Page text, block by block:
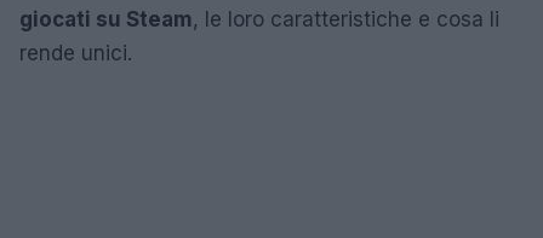
giocati su Steam, le loro caratteristiche e cosa li
rende unici.